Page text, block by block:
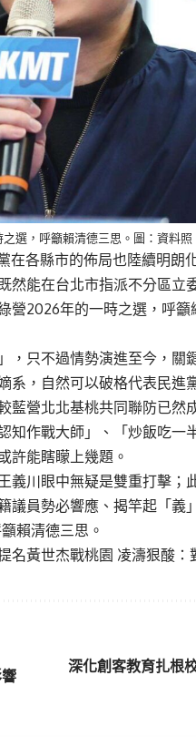
選，呼籲賴清德三思。圖：資料照
在各縣市的佈局也陸續明朗
然能在台北市指派不分區立
營2026年的一時之選，呼
，只不過情勢演進至今，關
系，自然可以破格代表民進
藍營北北基桃共同聯防已然
知作戰大師」、「炒飯吃
許能瞎矇上幾題。
義川眼中無疑是雙重打擊；
議員勢必響應、揭竿起「義
賴清德三思。
名黃世杰戰桃園 凌濤狠酸：
深化創客教育扎根